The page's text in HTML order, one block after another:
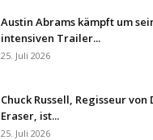
Austin Abrams kämpft um
intensiven Trailer...
25. Juli 2026
Chuck Russell, Regisseur von
Eraser, ist...
25. Juli 2026